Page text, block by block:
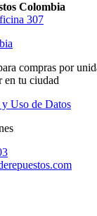
Colombia
307
compras por
en tu ciudad
Uso de Datos